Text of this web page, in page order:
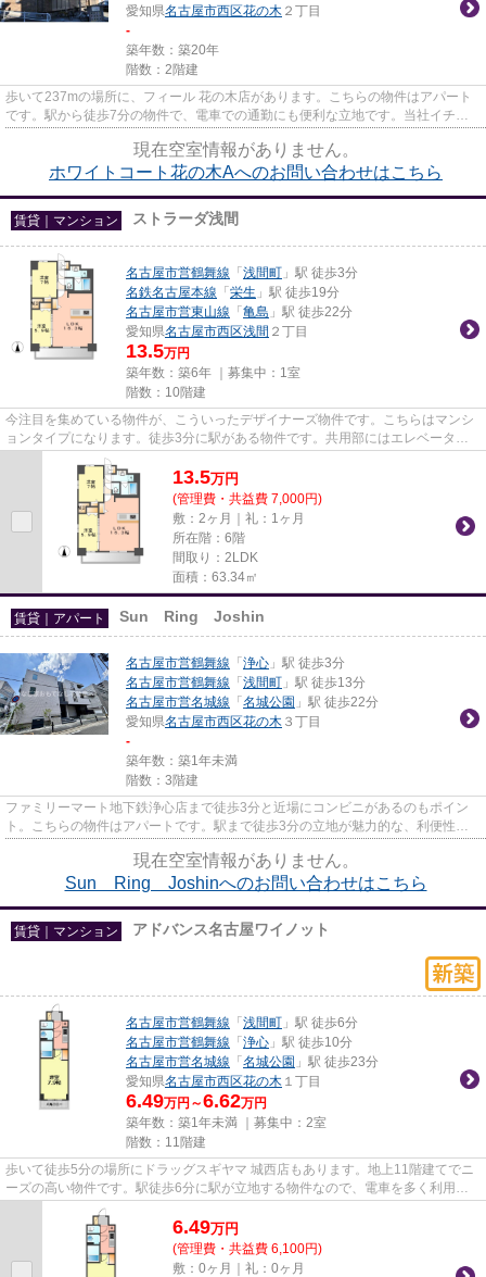
愛知県名古屋市西区花の木 ２丁目
-
築年数：築20年
階数：2階建
歩いて237mの場所に、フィール 花の木店があります。こちらの物件はアパート
です。駅から徒歩7分の物件で、電車での通勤にも便利な立地です。当社イチオ
現在空室情報がありません。
ホワイトコート花の木Aへのお問い合わせはこちら
賃貸｜マンション ストラーダ浅間
名古屋市営鶴舞線 「 浅間町 」駅 徒歩3分
名鉄名古屋本線 「 栄生 」駅 徒歩19分
名古屋市営東山線 「 亀島 」駅 徒歩22分
愛知県名古屋市西区浅間 ２丁目
13.5万円
築年数：築6年 ｜募集中： 1室
階数：10階建
今注目を集めている物件が、こういったデザイナーズ物件です。こちらはマンシ
ョンタイプになります。徒歩3分に駅がある物件です。共用部にはエレベータ・
敷地内ごみ置き場など様々な設...
13.5万円
(管理費・共益費 7,000円)
敷：2ヶ月｜礼：1ヶ月
所在階：6階
間取り：2LDK
面積：63.34㎡
賃貸｜アパート Sun Ring Joshin
名古屋市営鶴舞線 「 浄心 」駅 徒歩3分
名古屋市営鶴舞線 「 浅間町 」駅 徒歩13分
名古屋市営名城線 「 名城公園 」駅 徒歩22分
愛知県名古屋市西区花の木 ３丁目
-
築年数：築1年未満
階数：3階建
ファミリーマート地下鉄浄心店まで徒歩3分と近場にコンビニがあるのもポイン
ト。こちらの物件はアパートです。駅まで徒歩3分の立地が魅力的な、利便性の
現在空室情報がありません。
Sun Ring Joshinへのお問い合わせはこちら
賃貸｜マンション アドバンス名古屋ワイノット
名古屋市営鶴舞線 「 浅間町 」駅 徒歩6分
名古屋市営鶴舞線 「 浄心 」駅 徒歩10分
名古屋市営名城線 「 名城公園 」駅 徒歩23分
愛知県名古屋市西区花の木 １丁目
6.49万円～6.62万円
築年数：築1年未満 ｜募集中： 2室
階数：11階建
歩いて徒歩5分の場所にドラッグスギヤマ 城西店もあります。地上11階建てでニ
ーズの高い物件です。駅徒歩6分に駅が立地する物件なので、電車を多く利用す
る方にとって便利です。共用部...
6.49万円
(管理費・共益費 6,100円)
敷：0ヶ月｜礼：0ヶ月